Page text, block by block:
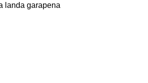
landa garapena